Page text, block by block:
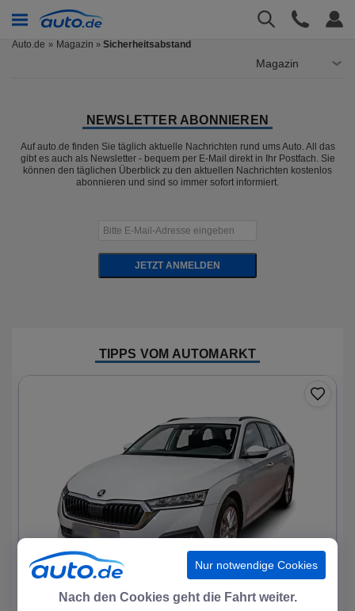
Auto.de Magazin » Sicherheitsabstand
Magazin
NEWSLETTER ABONNIEREN
Auf auto.de finden Sie täglich aktuelle Nachrichten rund ums Auto. All das
gibt es auch als Newsletter - bequem per E-Mail direkt in Ihr Postfach. Sie
können den täglichen Überblick zu den aktuellen Nachrichten kostenlos
abonnieren und sind so immer sofort informiert.
JETZT ANMELDEN
TIPPS VOM AUTOMARKT
|11
Nur notwendige Cookies
Nach den Cookies geht die Fahrt weiter.